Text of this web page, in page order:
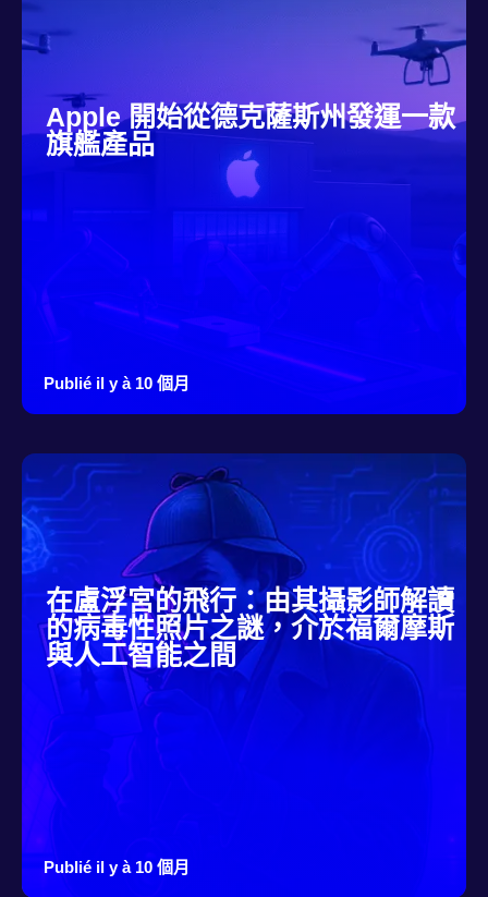
Apple 開始從德克薩斯州發運一款
旗艦產品
Publié il y à 10 個月
在盧浮宮的飛行：由其攝影師解讀
的病毒性照片之謎，介於福爾摩斯
與人工智能之間
Publié il y à 10 個月